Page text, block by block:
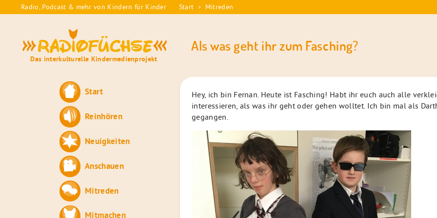
to
Radio, Podcast & mehr von Kindern für Kinder
Sie
Start > Mitreden
Das interkulturelle Kindermedienprojekt
Start
Reinhören
Neuigkeiten
Anschauen
Mitreden
Mitmachen
Als was geht ihr zum Fasching?
Hey, ich bin Fernan. Heute ist Fasching! Habt ihr euch auch alle
interessieren, als was ihr geht oder gehen wolltet. Ich bin mal als
gegangen.